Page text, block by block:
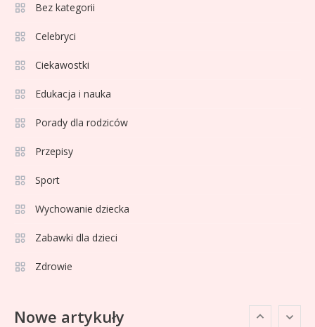
Bez kategorii
Celebryci
Ciekawostki
Edukacja i nauka
Porady dla rodziców
Przepisy
Sport
Wychowanie dziecka
Zabawki dla dzieci
Zdrowie
Nowe artykuły
3 Sport
formy i statystyk
4
La Liga rankingi: Tabela,
Lech Poznań rankingi: Analiza
pozycji w Ekstraklasie i